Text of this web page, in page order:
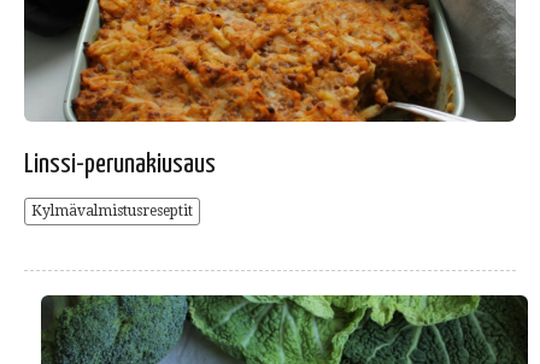
Linssi-perunakiusaus
Kylmävalmistusreseptit